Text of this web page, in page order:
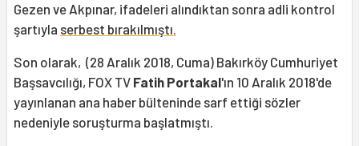
Gezen ve Akpınar, ifadeleri alındıktan sonra adli kontrol
şartıyla serbest bırakılmıştı.
Son olarak, (28 Aralık 2018, Cuma) Bakırköy Cumhuriyet
Başsavcılığı, FOX TV Fatih Portakal'ın 10 Aralık 2018'de
yayınlanan ana haber bülteninde sarf ettiği sözler
nedeniyle soruşturma başlatmıştı.